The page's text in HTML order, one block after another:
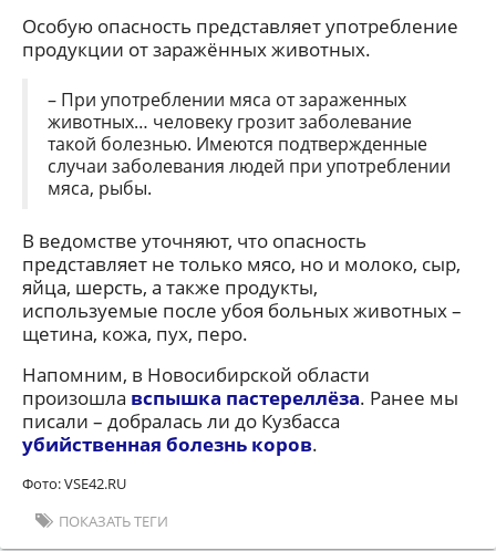
Особую опасность представляет употребление
продукции от заражённых животных.
– При употреблении мяса от зараженных
животных… человеку грозит заболевание
такой болезнью. Имеются подтвержденные
случаи заболевания людей при употреблении
мяса, рыбы.
В ведомстве уточняют, что опасность
представляет не только мясо, но и молоко, сыр,
яйца, шерсть, а также продукты,
используемые после убоя больных животных –
щетина, кожа, пух, перо.
Напомним, в Новосибирской области
произошла вспышка пастереллёза. Ранее мы
писали – добралась ли до Кузбасса
убийственная болезнь коров.
Фото: VSE42.RU
ПОКАЗАТЬ ТЕГИ